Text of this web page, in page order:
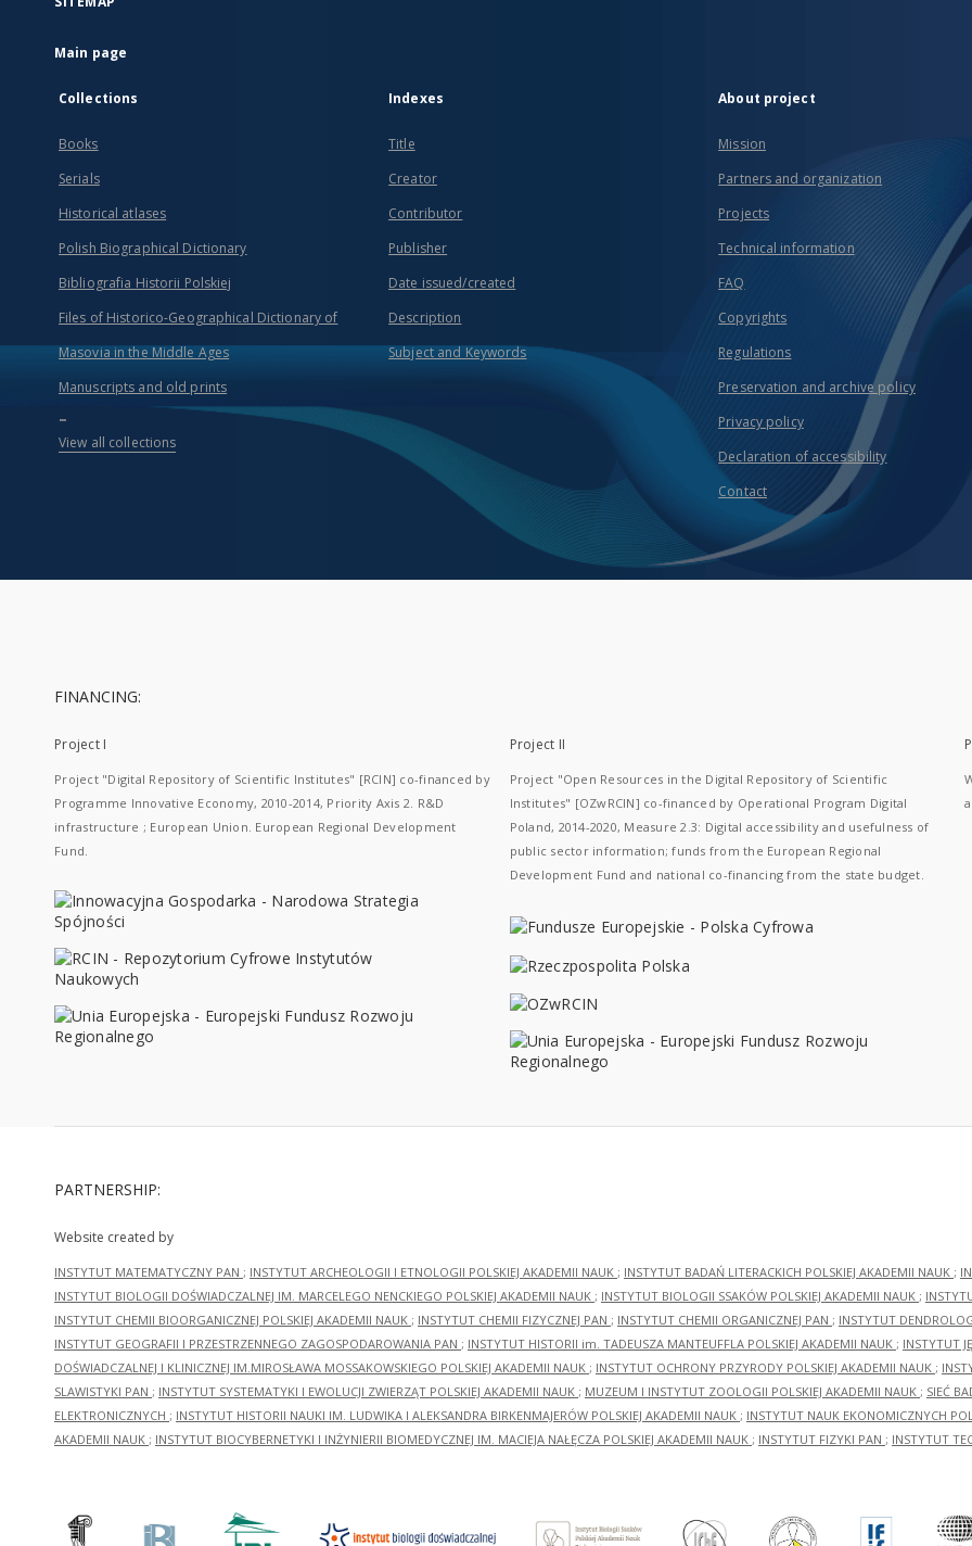
Main page
Collections
Books
Serials
Historical atlases
Polish Biographical Dictionary
Bibliografia Historii Polskiej
Files of Historico-Geographical Dictionary of
Masovia in the Middle Ages
Manuscripts and old prints
...
View all collections
Indexes
Title
Creator
Contributor
Publisher
Date issued/created
Description
Subject and Keywords
About project
Mission
Partners and organization
Projects
Technical information
FAQ
Copyrights
Regulations
Preservation and archive policy
Privacy policy
Declaration of accessibility
Contact
FINANCING:
Project I
Project "Digital Repository of Scientific Institutes" [RCIN] co-financed by
Programme Innovative Economy, 2010-2014, Priority Axis 2. R&D
infrastructure ; European Union. European Regional Development
Fund.
Project II
Project "Open Resources in the Digital Repository of Scientific
Institutes" [OZwRCIN] co-financed by Operational Program Digital
Poland, 2014-2020, Measure 2.3: Digital accessibility and usefulness of
public sector information; funds from the European Regional
Development Fund and national co-financing from the state budget.
PARTNERSHIP:
Website created by
INSTYTUT MATEMATYCZNY PAN ; INSTYTUT ARCHEOLOGII I ETNOLOGII POLSKIEJ AKADEMII NAUK ; INSTYTUT BADAŃ LITERACKICH POLSKIEJ AKADEMII NAUK ;
INSTYTUT BIOLOGII DOŚWIADCZALNEJ IM. MARCELEGO NENCKIEGO POLSKIEJ AKADEMII NAUK ; INSTYTUT BIOLOGII SSAKÓW POLSKIEJ AKADEMII NAUK ;
INSTYTUT CHEMII BIOORGANICZNEJ POLSKIEJ AKADEMII NAUK ; INSTYTUT CHEMII FIZYCZNEJ PAN ; INSTYTUT CHEMII ORGANICZNEJ PAN ; INSTYTUT
INSTYTUT GEOGRAFII I PRZESTRZENNEGO ZAGOSPODAROWANIA PAN ; INSTYTUT HISTORII im. TADEUSZA MANTEUFFLA POLSKIEJ AKADEMII NAUK ; INSTYTUT
DOŚWIADCZALNEJ I KLINICZNEJ IM.MIROSŁAWA MOSSAKOWSKIEGO POLSKIEJ AKADEMII NAUK ; INSTYTUT OCHRONY PRZYRODY POLSKIEJ AKADEMII NAUK ;
SLAWISTYKI PAN ; INSTYTUT SYSTEMATYKI I EWOLUCJI ZWIERZĄT POLSKIEJ AKADEMII NAUK ; MUZEUM I INSTYTUT ZOOLOGII POLSKIEJ AKADEMII NAUK ; SIEĆ
ELEKTRONICZNYCH ; INSTYTUT HISTORII NAUKI IM. LUDWIKA I ALEKSANDRA BIRKENMAJERÓW POLSKIEJ AKADEMII NAUK ; INSTYTUT NAUK EKONOMICZNYCH
AKADEMII NAUK ; INSTYTUT BIOCYBERNETYKI I INŻYNIERII BIOMEDYCZNEJ IM. MACIEJA NAŁĘCZA POLSKIEJ AKADEMII NAUK ; INSTYTUT FIZYKI PAN ; INSTYTUT